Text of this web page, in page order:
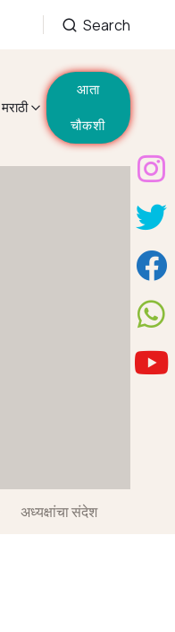
Search
मराठी
आता
चौकशी
अध्यक्षांचा संदेश